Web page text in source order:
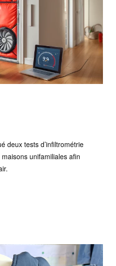
deux tests d’infiltrométrie
unifamiliales afin